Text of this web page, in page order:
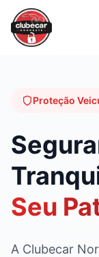
Proteção
Seu
A Clubecar